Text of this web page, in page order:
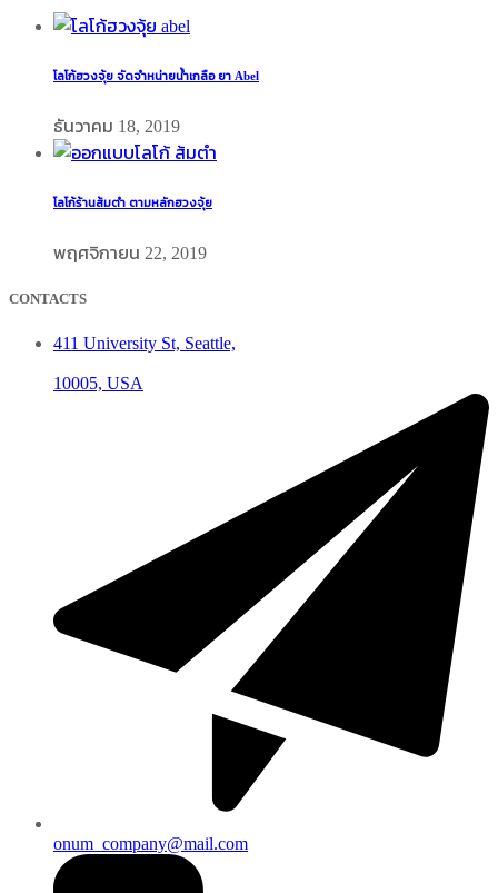
โลโก้ฮวงจุ้ย จัดจำหน่ายน้ำเกลือ ยา Abel
ธันวาคม 18, 2019
โลโก้ร้านส้มตำ ตามหลักฮวงจุ้ย
พฤศจิกายน 22, 2019
CONTACTS
411 University St, Seattle,
10005, USA
onum_company@mail.com